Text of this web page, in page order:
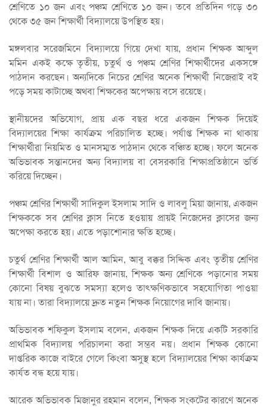
শ্রেণিতে ১০ জন এবং পঞ্চম শ্রেণিতে ১০ জন। তবে প্রতিদিন গড়ে ৩০
থেকে ৩৫ জন শিক্ষার্থী বিদ্যালয়ে উপস্থিত হয়।
মঙ্গলবার সরেজমিনে বিদ্যালয়ে গিয়ে দেখা যায়, প্রধান শিক্ষক আব্দুল
মমিন একই কক্ষে তৃতীয়, চতুর্থ ও পঞ্চম শ্রেণির শিক্ষার্থীদের একসঙ্গে
পাঠদান করছেন। অন্যদিকে নিচের শ্রেণির অনেক শিক্ষার্থী নিজেরাই বই
পড়ে সময় কাটাচ্ছে অথবা শিক্ষকের অপেক্ষায় বসে রয়েছে।
স্থানীয়দের অভিযোগ, প্রায় এক বছর ধরে একজন শিক্ষক দিয়েই
বিদ্যালয়ের শিক্ষা কার্যক্রম পরিচালিত হচ্ছে। পর্যাপ্ত শিক্ষক না থাকায়
শিক্ষার্থীরা নিয়মিত ও মানসম্মত পাঠদান থেকে বঞ্চিত হচ্ছে। ফলে অনেক
অভিভাবক সন্তানদের অন্য বিদ্যালয় বা বেসরকারি শিক্ষাপ্রতিষ্ঠানে ভর্তি
করিয়ে দিচ্ছেন।
পঞ্চম শ্রেণির শিক্ষার্থী সাদিকুল ইসলাম সাদি ও লাবলু মিয়া জানায়, একজন
শিক্ষককে সব শ্রেণির ক্লাস নিতে হওয়ায় প্রায়ই নিজেদের ক্লাসের জন্য
অপেক্ষা করতে হয়। এতে পড়াশোনার ক্ষতি হচ্ছে।
চতুর্থ শ্রেণির শিক্ষার্থী আল আমিন, আবু বক্কর সিদ্দিক এবং তৃতীয় শ্রেণির
শিক্ষার্থী বিশাল ও আরিফ জানায়, শিক্ষক অন্য শ্রেণিকে পড়ানোর সময়
কোনো বিষয় বুঝতে সমস্যা হলেও তাৎক্ষণিকভাবে সহযোগিতা পাওয়া
যায় না। তারা বিদ্যালয়ে দ্রুত নতুন শিক্ষক নিয়োগের দাবি জানায়।
অভিভাবক শফিকুল ইসলাম বলেন, একজন শিক্ষক দিয়ে একটি সরকারি
প্রাথমিক বিদ্যালয় পরিচালনা করা সম্ভব নয়। প্রধান শিক্ষক কোনো
দাপ্তরিক কাজে বাইরে গেলে কিংবা অসুস্থ হলে বিদ্যালয়ের শিক্ষা কার্যক্রম
কার্যত বন্ধ হয়ে যায়।
আরেক অভিভাবক মিজানুর রহমান বলেন, শিক্ষক সংকটের কারণে অনেক